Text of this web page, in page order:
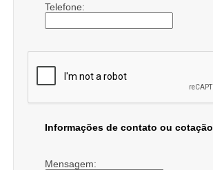
Telefone:
Informações de contato ou cotação
Mensagem: